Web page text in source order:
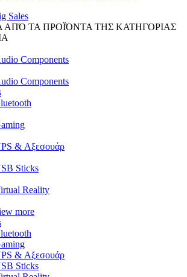
Sales
ΑΠΌ ΤΑ ΠΡΟΪΌΝΤΑ ΤΗΣ ΚΑΤΗΓΟΡΙΑΣ
Components
Components
& Αξεσουάρ
Sticks
Reality
more
& Αξεσουάρ
Sticks